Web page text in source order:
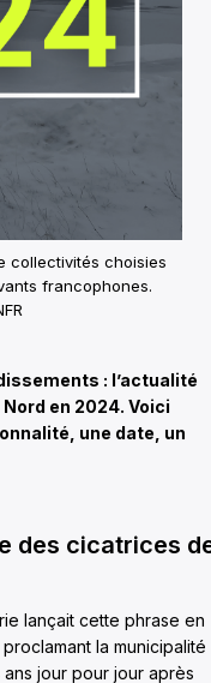
collectivités choisies
francophones.
: l’actualité
en 2024. Voici
une date, un
des cicatrices
lançait cette phrase en
la municipalité
jour pour jour après